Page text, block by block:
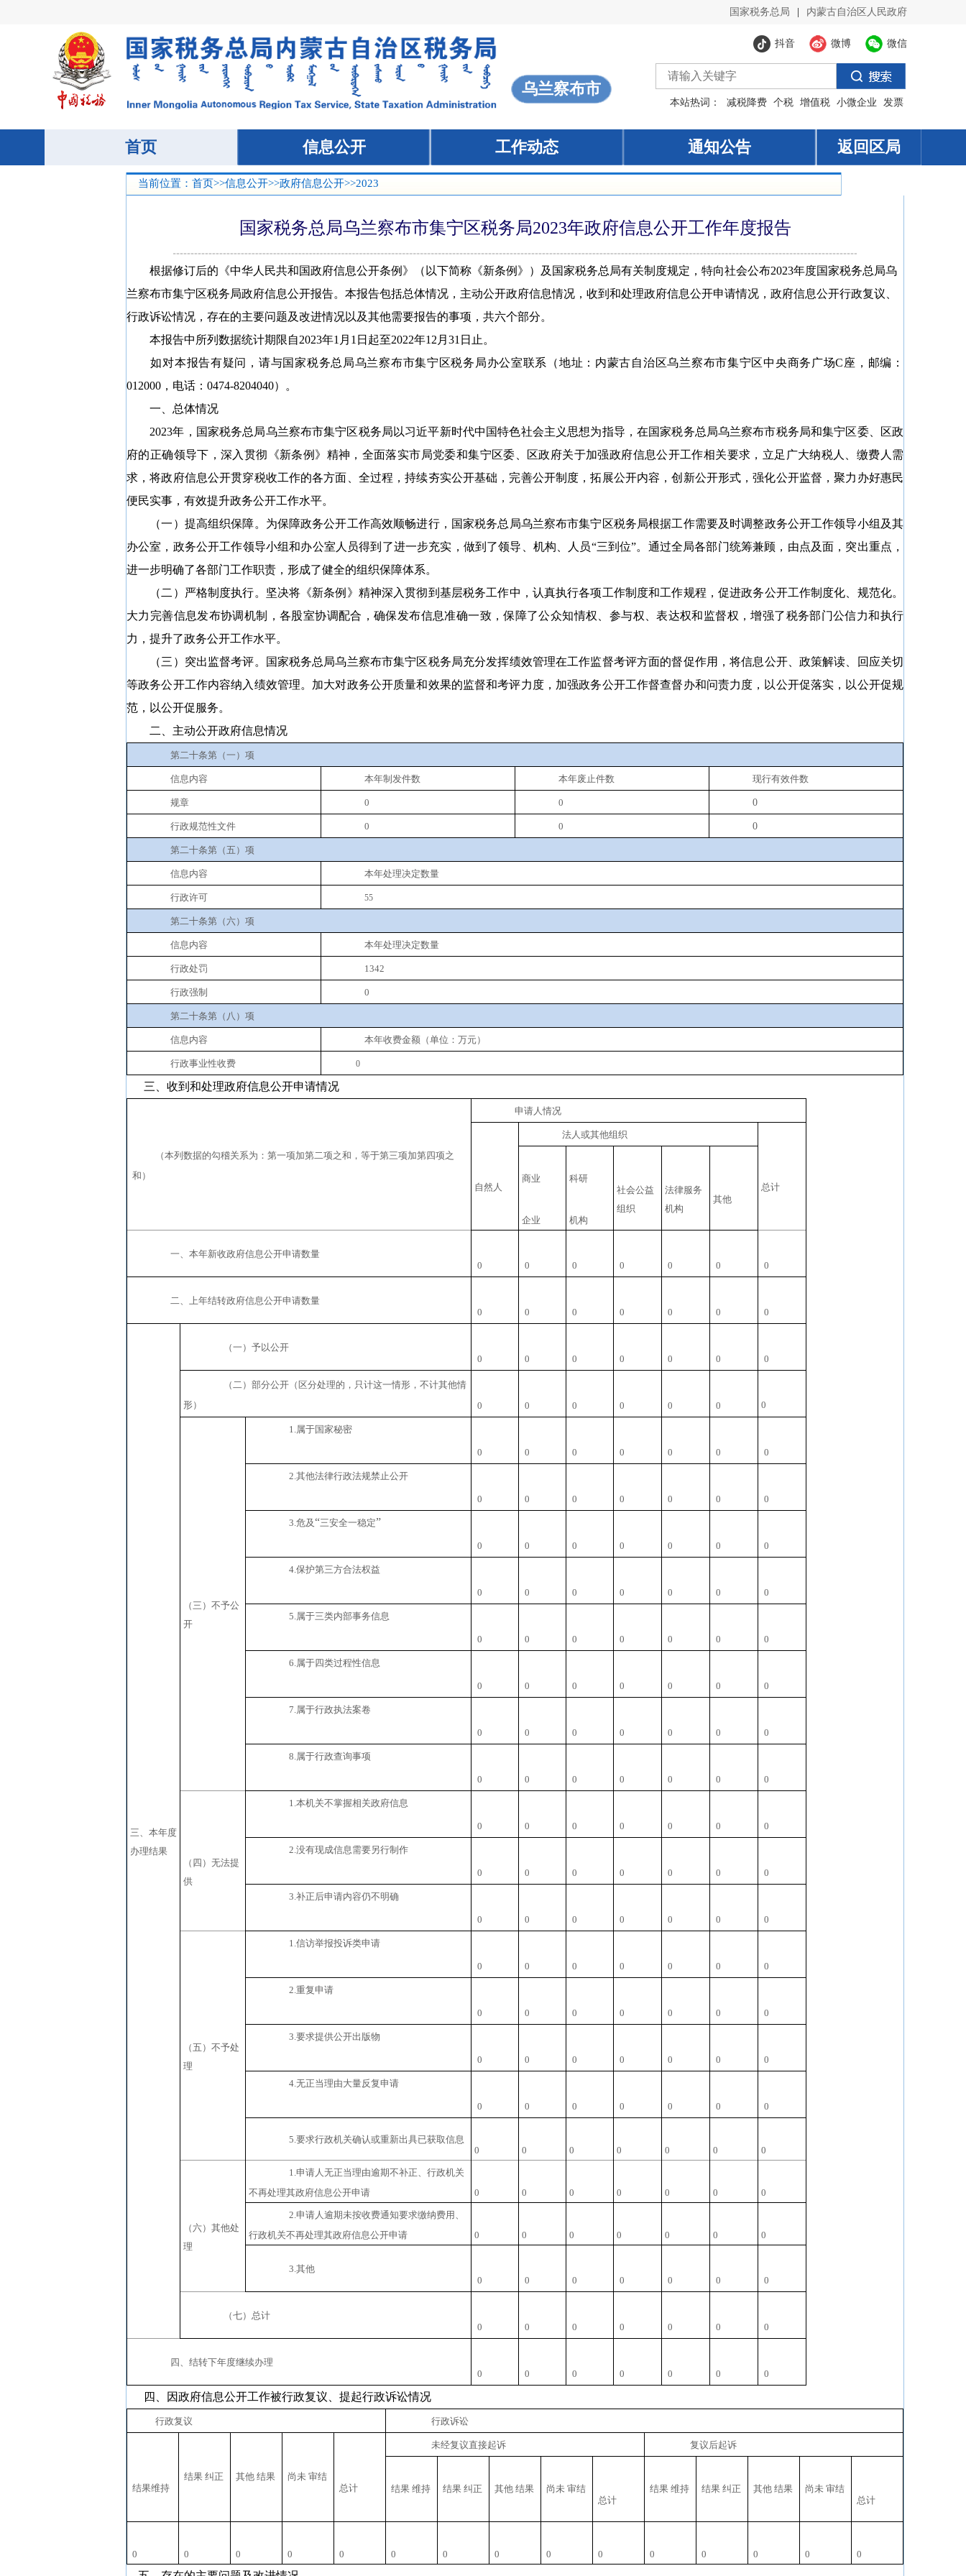
当前位置： 首页>>信息公开>>政府信息公开>>2023
国家税务总局乌兰察布市集宁区税务局2023年政府信息公开工作年度报告
根据修订后的《中华人民共和国政府信息公开条例》 （以下简称《新条例》）及国家税务总局有关制度规定，特向社会公布2023年度国家税务总局乌
兰察布市集宁区税务局政府信息公开报告。本报告包括总体情况，主动公开政府信息情况，收到和处理政府信息公开申请情况，政府信息公开行政复议、
行政诉讼情况，存在的主要问题及改进情况以及其他需要报告的事项，共六个部分。
本报告中所列数据统计期限自2023年1 月 1 日起至2022年12 月 31 日止。
如对本报告有疑问，请与国家税务总局乌兰察布市集宁区税务局办公室联系（地址：内蒙古自治区乌兰察布市集宁区中央商务广场C 座，邮编：
012000 ，电话： 0474-8204040）。
一、总体情况
2023年，国家税务总局乌兰察布市集宁区税务局以习近平新时代中国特色社会主义思想为指导，在国家税务总局乌兰察布市税务局和集宁区委、区政
府的正确领导下，深入贯彻《新条例》精神，全面落实市局党委和集宁区委、区政府关于加强政府信息公开工作相关要求，立足广大纳税人、缴费人需
求，将政府信息公开贯穿税收工作的各方面、全过程，持续夯实公开基础，完善公开制度，拓展公开内容，创新公开形式，强化公开监督，聚力办好惠民
便民实事，有效提升政务公开工作水平。
（一）提高组织保障。 为保障政务公开工作高效顺畅进行，国家税务总局乌兰察布市集宁区税务局根据工作需要及时调整政务公开工作领导小组及其
办公室，政务公开工作领导小组和办公室人员得到了进一步充实，做到了领导、机构、人员“三到位”。通过全局各部门统筹兼顾，由点及面，突出重点，
进一步明确了各部门工作职责，形成了健全的组织保障体系。
（二）严格制度执行。 坚决将《新条例》精神深入贯彻到基层税务工作中，认真执行各项工作制度和工作规程，促进政务公开工作制度化、规范化。
大力完善信息发布协调机制，各股室协调配合，确保发布信息准确一致，保障了公众知情权、参与权、表达权和监督权，增强了税务部门公信力和执行
力，提升了政务公开工作水平。
（三）突出监督考评。
国家税务总局乌兰察布市集宁区税务局充分发挥绩效管理在工作监督考评方面的督促作用，将信息公开、政策解读、回应关切
等政务公开工作内容纳入绩效管理。加大对政务公开质量和效果的监督和考评力度，加强政务公开工作督查督办和问责力度，以公开促落实，以公开促规
范，以公开促服务。
二、主动公开政府信息情况
第二十条第（一）项
信息内容 本年制发件数 本年废止件数 现行有效件数
规章 0 0 0
行政规范性文件 0 0 0
第二十条第（五）项
信息内容 本年处理决定数量
行政许可 55
第二十条第（六）项
信息内容 本年处理决定数量
行政处罚 1342
行政强制 0
第二十条第（八）项
信息内容 本年收费金额（单位：万元）
行政事业性收费 0
三、收到和处理政府信息公开申请情况
（本列数据的勾稽关系为：第一项加第二项之和，等于第三项加第四项之
和）
申请人情况
自然人
法人或其他组织
总计
商业
企业
科研
机构
社会公益
组织
法律服务
机构
其他
一、本年新收政府信息公开申请数量
0
0 0 0 0 0 0
二、上年结转政府信息公开申请数量
0
0 0 0 0 0 0
三、本年度
办理结果
（一）予以公开
0
0 0 0 0 0 0
（二）部分公开（区分处理的，只计这一情形，不计其他情
形）
0 0 0 0 0 0 0
（三）不予公
开
1.属于国家秘密
0 0 0 0 0 0 0
2.其他法律行政法规禁止公开
0 0 0 0 0 0 0
3.危及“三安全一稳定”
0 0 0 0 0 0 0
4.保护第三方合法权益
0 0 0 0 0 0 0
5.属于三类内部事务信息
0 0 0 0 0 0 0
6.属于四类过程性信息
0 0 0 0 0 0 0
7.属于行政执法案卷
0 0 0 0 0 0 0
8.属于行政查询事项
0 0 0 0 0 0 0
（四）无法提
供
1.本机关不掌握相关政府信息
0 0 0 0 0 0 0
2.没有现成信息需要另行制作
0 0 0 0 0 0 0
3.补正后申请内容仍不明确
0 0 0 0 0 0 0
（五）不予处
理
1.信访举报投诉类申请
0 0 0 0 0 0 0
2.重复申请
0 0 0 0 0 0 0
3.要求提供公开出版物
0 0 0 0 0 0 0
4.无正当理由大量反复申请
0 0 0 0 0 0 0
5.要求行政机关确认或重新出具已获取信息
0
0 0 0 0 0 0
（六）其他处
理
1.申请人无正当理由逾期不补正、行政机关
不再处理其政府信息公开申请
0 0 0 0 0 0 0
2.申请人逾期未按收费通知要求缴纳费用、
行政机关不再处理其政府信息公开申请
0 0 0 0 0 0 0
3.其他
0
0 0 0 0 0 0
（七）总计
0
0 0 0 0 0 0
四、结转下年度继续办理
0
0 0 0 0 0 0
四、因政府信息公开工作被行政复议、提起行政诉讼情况
行政复议 行政诉讼
结果维持
结果 纠正 其他 结果
尚未 审结
总计
未经复议直接起诉 复议后起诉
结果 维持 结果 纠正 其他 结果
尚未 审结
总计
结果 维持 结果 纠正 其他 结果
尚未 审结
总计
0 0 0 0 0 0 0 0 0 0 0 0 0 0 0